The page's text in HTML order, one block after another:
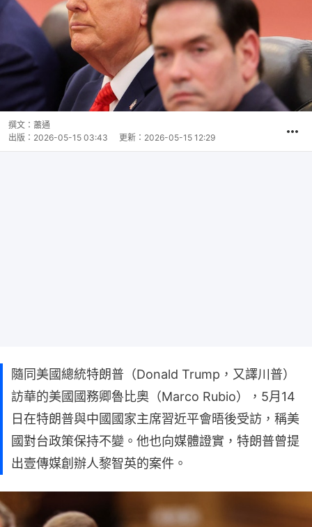
撰文： 蕭通
出版： 2026-05-15 03:43 更新： 2026-05-15 12:29
隨同美國總統特朗普（Donald Trump，又譯川普）
訪華的美國國務卿魯比奧（Marco Rubio），5月14
日在特朗普與中國國家主席習近平會晤後受訪，稱美
國對台政策保持不變。他也向媒體證實，特朗普曾提
出壹傳媒創辦人黎智英的案件。